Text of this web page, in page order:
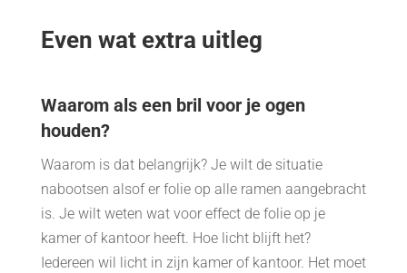
Even wat extra uitleg
Waarom als een bril voor je ogen
houden?
Waarom is dat belangrijk? Je wilt de situatie
nabootsen alsof er folie op alle ramen aangebracht
is. Je wilt weten wat voor effect de folie op je
kamer of kantoor heeft. Hoe licht blijft het?
Iedereen wil licht in zijn kamer of kantoor. Het moet